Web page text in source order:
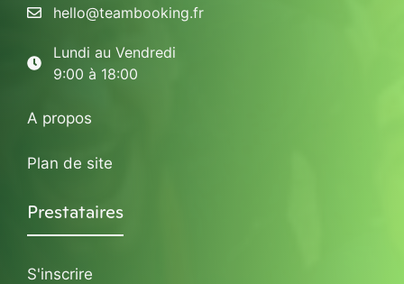
hello@teambooking.fr
Lundi au Vendredi
9:00 à 18:00
A propos
Plan de site
Prestataires
S'inscrire